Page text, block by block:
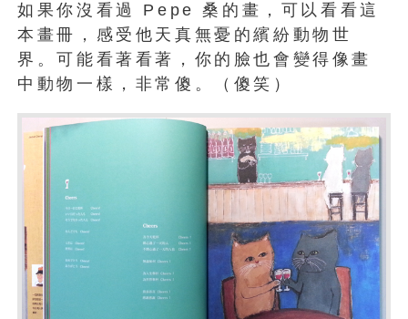
如果你沒看過 Pepe 桑的畫，可以看看這
本畫冊，感受他天真無憂的繽紛動物世
界。可能看著看著，你的臉也會變得像畫
中動物一樣，非常傻。（傻笑）